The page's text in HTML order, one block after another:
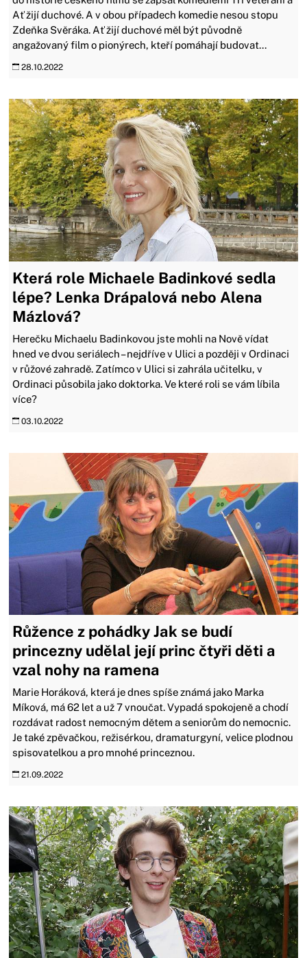
Ať žijí duchové. A v obou případech komedie nesou stopu
Zdeňka Svěráka. Ať žijí duchové měl být původně
angažovaný film o pionýrech, kteří pomáhají budovat...
28.10.2022
Která role Michaele Badinkové sedla
lépe? Lenka Drápalová nebo Alena
Mázlová?
Herečku Michaelu Badinkovou jste mohli na Nově vídat
hned ve dvou seriálech – nejdříve v Ulici a později v Ordinaci
v růžové zahradě. Zatímco v Ulici si zahrála učitelku, v
Ordinaci působila jako doktorka. Ve které roli se vám líbila
více?
03.10.2022
Růžence z pohádky Jak se budí
princezny udělal její princ čtyři děti a
vzal nohy na ramena
Marie Horáková, která je dnes spíše známá jako Marka
Míková, má 62 let a už 7 vnoučat. Vypadá spokojeně a chodí
rozdávat radost nemocným dětem a seniorům do nemocnic.
Je také zpěvačkou, režisérkou, dramaturgyní, velice plodnou
spisovatelkou a pro mnohé princeznou.
21.09.2022